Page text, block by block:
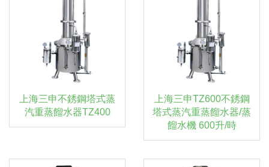
上海三申不銹鋼塔式蒸
汽重蒸餾水器TZ400
上海三申TZ600不銹鋼
塔式蒸汽重蒸餾水器/蒸
餾水機 600升/時